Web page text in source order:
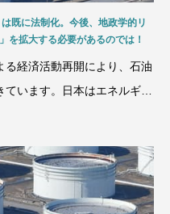
既に法制化。今後、地政学的リ
を拡大する必要があるのでは！
経済活動再開により、石油
います。日本はエネルギー